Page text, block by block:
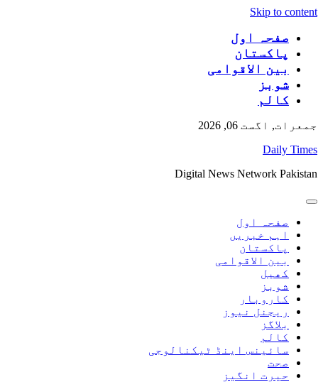
Skip to content
صفحہ اول
پاکستان
بین الاقوامی
شوبز
کالم
جمعرات, اگست 06, 2026
Daily Times
Digital News Network Pakistan
صفحہ اول
اہم خبریں
پاکستان
بین الاقوامی
کھیل
شوبز
کاروبار
ریجنل نیوز
بلاگز
کالم
سائینس اینڈ ٹیکنالوجی
صحت
حیرت انگیز